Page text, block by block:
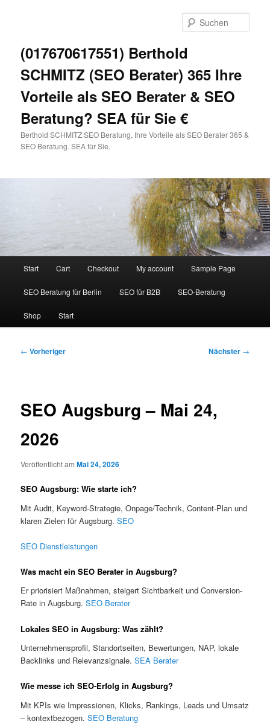
(017670617551) Berthold
SCHMITZ (SEO Berater) 365 Ihre
Vorteile als SEO Berater & SEO
Beratung? SEA für Sie €
Berthold SCHMITZ SEO Beratung, Ihre Vorteile als SEO Berater 365 &
SEO Beratung. SEA für Sie.
Start Cart Checkout My account Sample Page
SEO Beratung für Berlin SEO für B2B SEO-Beratung
Shop Start
Beitragsnavigation
← Vorheriger Nächster →
SEO Augsburg – Mai 24,
2026
Veröffentlicht amMai 24, 2026
SEO Augsburg: Wie starte ich?
Mit Audit, Keyword-Strategie, Onpage/Technik, Content-Plan und
klaren Zielen für Augsburg.SEO
SEO Dienstleistungen
Was macht ein SEO Berater in Augsburg?
Er priorisiert Maßnahmen, steigert Sichtbarkeit und Conversion-
Rate in Augsburg.SEO Berater
Lokales SEO in Augsburg: Was zählt?
Unternehmensprofil, Standortseiten, Bewertungen, NAP, lokale
Backlinks und Relevanzsignale.SEA Berater
Wie messe ich SEO-Erfolg in Augsburg?
Mit KPIs wie Impressionen, Klicks, Rankings, Leads und Umsatz
– kontextbezogen.SEO Beratung